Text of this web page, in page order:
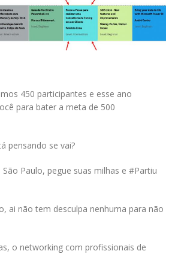
450 participantes e esse ano
para bater a meta de 500
pensando se vai?
São Paulo, pegue suas milhas e #Partiu
ai não tem desculpa nenhuma para não
o networking com profissionais de